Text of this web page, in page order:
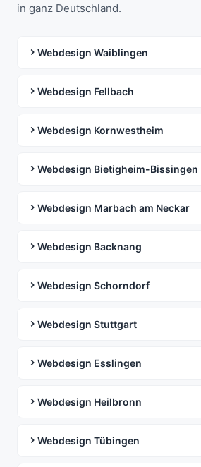
in ganz Deutschland.
Webdesign Waiblingen
Webdesign Fellbach
Webdesign Kornwestheim
Webdesign Bietigheim-Bissingen
Webdesign Marbach am Neckar
Webdesign Backnang
Webdesign Schorndorf
Webdesign Stuttgart
Webdesign Esslingen
Webdesign Heilbronn
Webdesign Tübingen